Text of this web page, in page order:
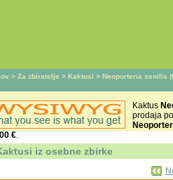
> Za zbiratelje > Kaktusi > Neoporteria senilis
Kaktus
prodaja
€.
iz osebne zbirke